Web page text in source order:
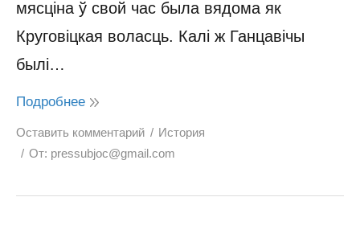
мясціна ў свой час была вядома як
Круговіцкая воласць. Калі ж Ганцавічы
былі…
Подробнее
Оставить комментарий
История
От: pressubjoc@gmail.com